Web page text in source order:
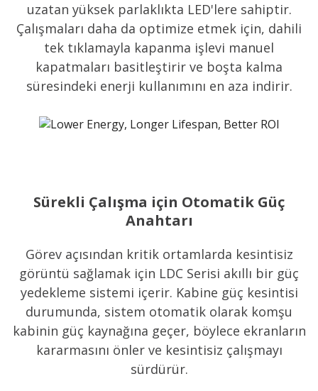
uzatan yüksek parlaklıkta LED'lere sahiptir.
Çalışmaları daha da optimize etmek için, dahili
tek tıklamayla kapanma işlevi manuel
kapatmaları basitleştirir ve boşta kalma
süresindeki enerji kullanımını en aza indirir.
Sürekli Çalışma için Otomatik Güç
Anahtarı
Görev açısından kritik ortamlarda kesintisiz
görüntü sağlamak için LDC Serisi akıllı bir güç
yedekleme sistemi içerir. Kabine güç kesintisi
durumunda, sistem otomatik olarak komşu
kabinin güç kaynağına geçer, böylece ekranların
kararmasını önler ve kesintisiz çalışmayı
sürdürür.